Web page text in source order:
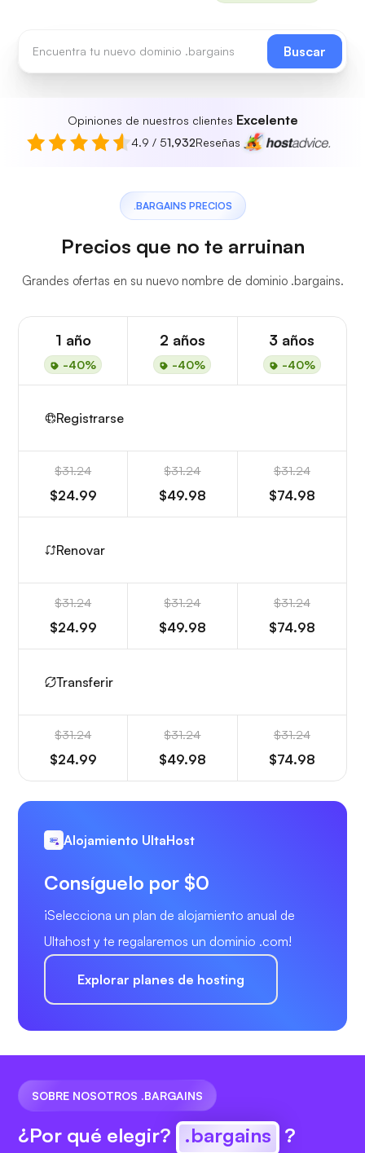
Buscar
Opiniones de nuestros clientes Excelente
4.9 / 51,932Reseñas
.BARGAINS PRECIOS
Precios que no te arruinan
Grandes ofertas en su nuevo nombre de dominio .bargains.
1 año
-40%
2 años
-40%
3 años
-40%
Registrarse
$31.24
$24.99
$31.24
$49.98
$31.24
$74.98
Renovar
$31.24
$24.99
$31.24
$49.98
$31.24
$74.98
Transferir
$31.24
$24.99
$31.24
$49.98
$31.24
$74.98
Alojamiento UltaHost
Consíguelo por $0
¡Selecciona un plan de alojamiento anual de
Ultahost y te regalaremos un dominio .com!
Explorar planes de hosting
SOBRE NOSOTROS .BARGAINS
¿Por qué elegir? .bargains ?